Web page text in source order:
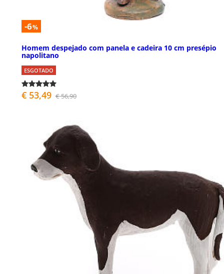
-6%
Homem despejado com panela e cadeira 10 cm presépio
napolitano
ESGOTADO
€ 53,49 € 56,90